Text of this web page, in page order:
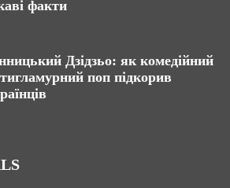
факти
Дзідзьо: як комедійний
поп підкорив